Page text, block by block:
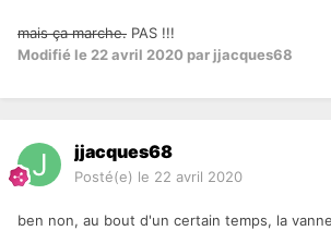
mais ça marche. PAS !!!
Modifié le 22 avril 2020 par jjacques68
jjacques68
Posté(e) le 22 avril 2020
ben non, au bout d'un certain temps, la